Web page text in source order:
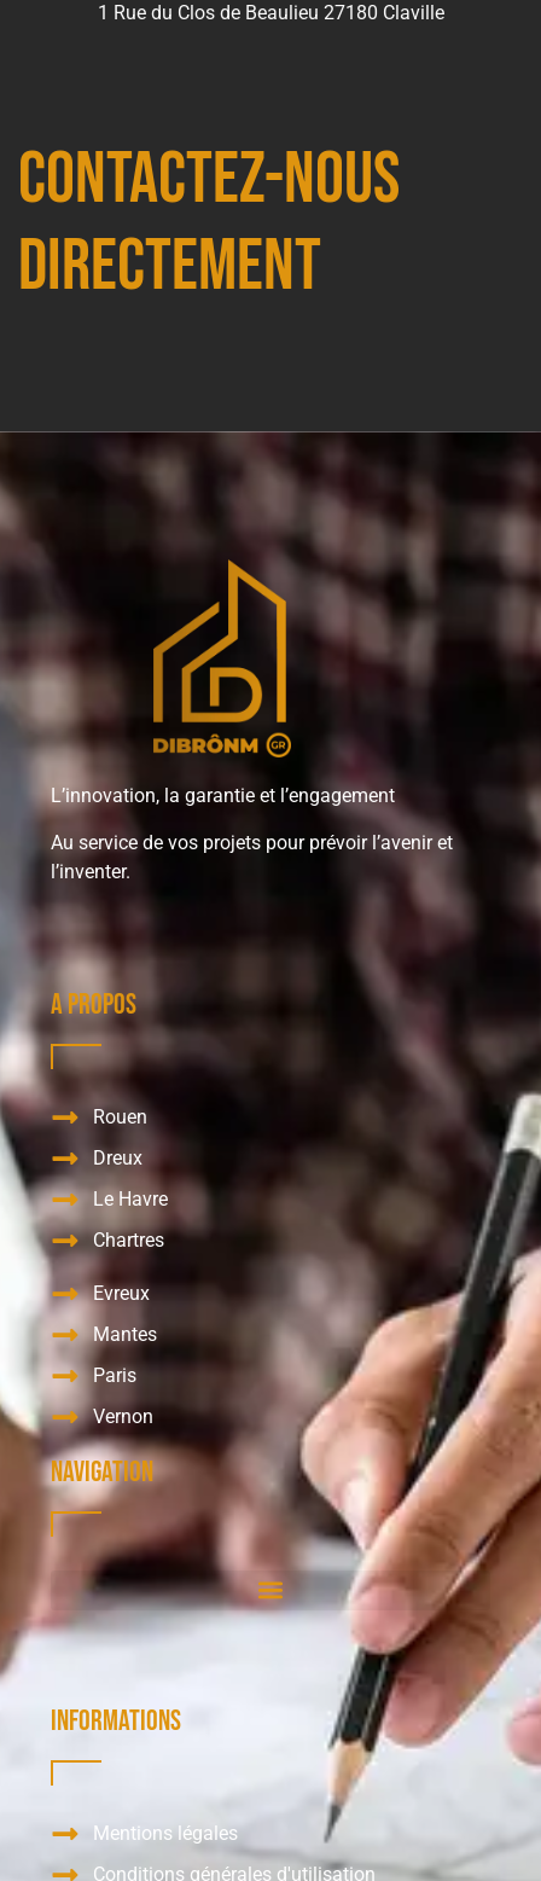
1 Rue du Clos de Beaulieu 27180 Claville
Contactez-nous
directement
L’innovation, la garantie et l’engagement
Au service de vos projets pour prévoir l’avenir et
l’inventer.
A propos
Rouen
Dreux
Le Havre
Chartres
Evreux
Mantes
Paris
Vernon
Navigation
Informations
Mentions légales
Conditions générales d'utilisation